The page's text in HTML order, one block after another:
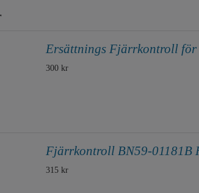
Ersättnings Fjärrkontroll för
300 kr
Fjärrkontroll BN59-01181B
315 kr